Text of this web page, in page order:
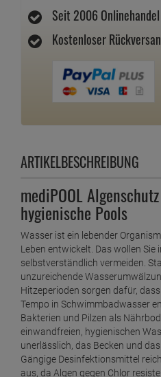
Seit 2006
Kostenloser
ARTIKELBESCHREIBUNG
mediPOOL
hygienische Pools
Wasser ist ein lebender
Leben entwickelt. Das wollen Sie
selbstverständlich vermeiden.
unzureichende
Hitzeperioden sorgen dafür,
Tempo in Schwimmbadwasser
Bakterien und Pilzen als
einwandfreien, hygienischen
unerlässlich, das Becken und
Gängige Desinfektionsmittel
aus, da Algen gegen Chlor